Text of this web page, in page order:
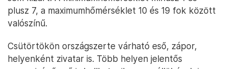
plusz 7, a maximumhőmérséklet 10 és 19 fok között
valószínű.
Csütörtökön országszerte várható eső, zápor,
helyenként zivatar is. Több helyen jelentős